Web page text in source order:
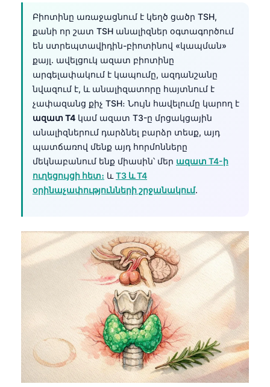
Բիոտինը առաջացնում է կեղծ ցածր TSH,
քանի որ շատ TSH անալիզներ օգտագործում
են ստրեպտավիդին-բիոտինով «կապման»
քայլ. ավելցուկ ազատ բիոտինը
արգելափակում է կապումը, ազդանշանը
նվազում է, և անալիզատորը հայտնում է
չափազանց քիչ TSH։ Նույն հավելումը կարող է
ազատ T4 կամ ազատ T3-ը մրցակցային
անալիզներում դարձնել բարձր տեսք, այդ
պատճառով մենք այդ հորմոնները
մեկնաբանում ենք միասին՝ մեր ազատ T4-ի
ուղեցույցի հետ։ և T3 և T4
օրինաչափությունների շրջանակում.